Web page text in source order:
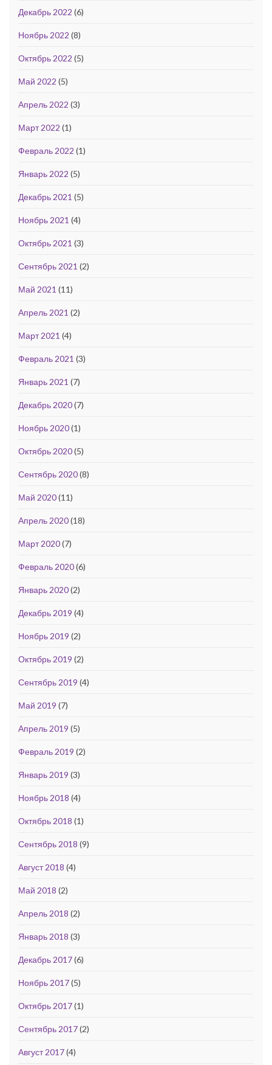
Декабрь 2022 (6)
Ноябрь 2022 (8)
Октябрь 2022 (5)
Май 2022 (5)
Апрель 2022 (3)
Март 2022 (1)
Февраль 2022 (1)
Январь 2022 (5)
Декабрь 2021 (5)
Ноябрь 2021 (4)
Октябрь 2021 (3)
Сентябрь 2021 (2)
Май 2021 (11)
Апрель 2021 (2)
Март 2021 (4)
Февраль 2021 (3)
Январь 2021 (7)
Декабрь 2020(7)
Ноябрь 2020(1)
Октябрь 2020(5)
Сентябрь 2020(8)
Май 2020(11)
Апрель 2020(18)
Март 2020(7)
Февраль 2020(6)
Январь 2020(2)
Декабрь 2019 (4)
Ноябрь 2019 (2)
Октябрь 2019 (2)
Сентябрь 2019 (4)
Май 2019 (7)
Апрель 2019 (5)
Февраль 2019 (2)
Январь 2019 (3)
Ноябрь 2018 (4)
Октябрь 2018 (1)
Сентябрь 2018 (9)
Август 2018 (4)
Май 2018 (2)
Апрель 2018 (2)
Январь 2018 (3)
Декабрь 2017(6)
Ноябрь 2017(5)
Октябрь 2017(1)
Сентябрь 2017(2)
Август 2017(4)